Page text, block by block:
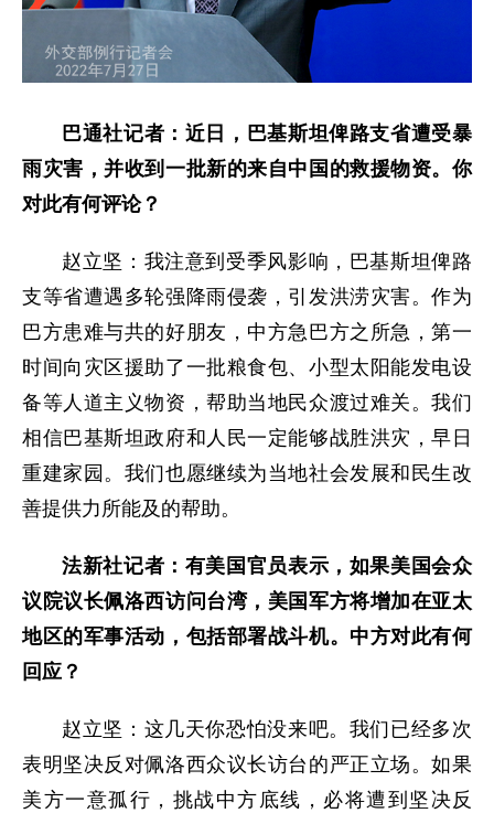
巴通社记者：近日，巴基斯坦俾路支省遭受暴
雨灾害，并收到一批新的来自中国的救援物资。你
对此有何评论？
赵立坚：我注意到受季风影响，巴基斯坦俾路
支等省遭遇多轮强降雨侵袭，引发洪涝灾害。作为
巴方患难与共的好朋友，中方急巴方之所急，第一
时间向灾区援助了一批粮食包、小型太阳能发电设
备等人道主义物资，帮助当地民众渡过难关。我们
相信巴基斯坦政府和人民一定能够战胜洪灾，早日
重建家园。我们也愿继续为当地社会发展和民生改
善提供力所能及的帮助。
法新社记者：有美国官员表示，如果美国会众
议院议长佩洛西访问台湾，美国军方将增加在亚太
地区的军事活动，包括部署战斗机。中方对此有何
回应？
赵立坚：这几天你恐怕没来吧。我们已经多次
表明坚决反对佩洛西众议长访台的严正立场。如果
美方一意孤行，挑战中方底线，必将遭到坚决反